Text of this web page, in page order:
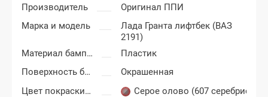
Производитель
Оригинал ППИ
Марка и модель
Лада Гранта лифтбек (ВАЗ
2191)
Материал бампера
Пластик
Поверхность бампера
Окрашенная
Цвет покраски Лада Гранта
Серое олово (607 серебристо-